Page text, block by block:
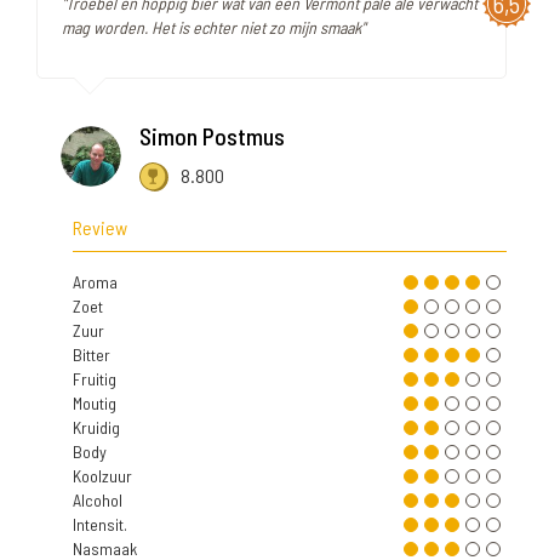
mag worden. Het is echter niet zo mijn smaak"
Simon Postmus
8.800
Review
Aroma
Zoet
Zuur
Bitter
Fruitig
Moutig
Kruidig
Body
Koolzuur
Alcohol
Intensit.
Nasmaak